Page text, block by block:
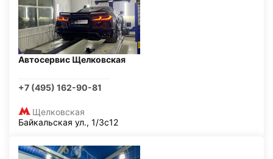
Автосервис Щелковская
+7 (495) 162-90-81
Щелковская
Байкальская ул., 1/3с12